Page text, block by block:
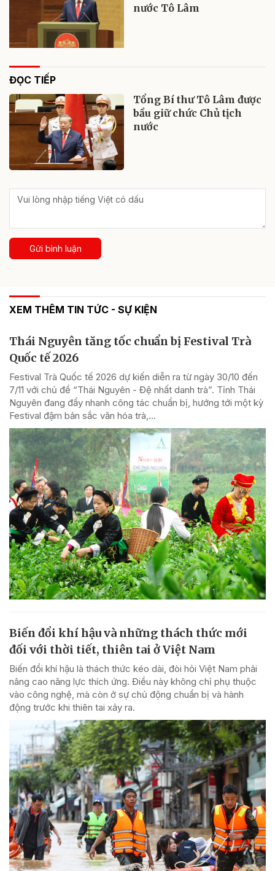
nước Tô Lâm
ĐỌC TIẾP
Tổng Bí thư Tô Lâm được
bầu giữ chức Chủ tịch
nước
Gửi bình luận
XEM THÊM TIN TỨC - SỰ KIỆN
Thái Nguyên tăng tốc chuẩn bị Festival Trà
Quốc tế 2026
Festival Trà Quốc tế 2026 dự kiến diễn ra từ ngày 30/10 đến
7/11 với chủ đề “Thái Nguyên - Đệ nhất danh trà”. Tỉnh Thái
Nguyên đang đẩy nhanh công tác chuẩn bị, hướng tới một kỳ
Festival đậm bản sắc văn hóa trà,...
Biến đổi khí hậu và những thách thức mới
đối với thời tiết, thiên tai ở Việt Nam
Biến đổi khí hậu là thách thức kéo dài, đòi hỏi Việt Nam phải
nâng cao năng lực thích ứng. Điều này không chỉ phụ thuộc
vào công nghệ, mà còn ở sự chủ động chuẩn bị và hành
động trước khi thiên tai xảy ra.